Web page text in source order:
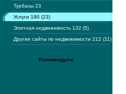
Турбазы 23
Услуги 190 (23)
Элитная недвижимость 132 (5)
Другие сайты по недвижимости 212 (11)
Рекомендуем: